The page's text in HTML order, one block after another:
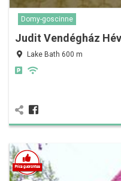
Domy-goscinne
Judit Vendégház
Lake Bath 600 m